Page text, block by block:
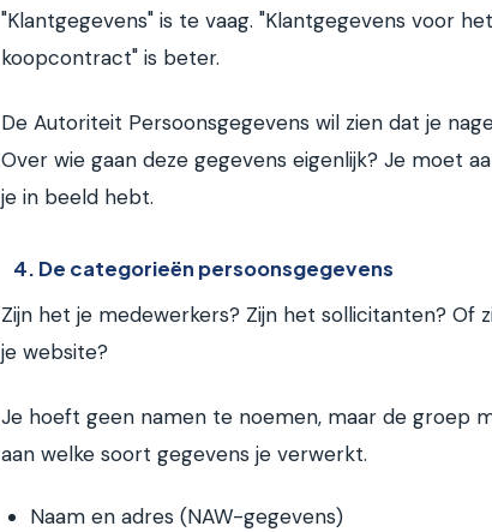
"Klantgegevens" is te vaag. "Klantgegevens voor
koopcontract" is beter.
De Autoriteit Persoonsgegevens wil zien dat je
Over wie gaan deze gegevens eigenlijk? Je moet
je in beeld hebt.
4. De categorieën persoonsgegevens
Zijn het je medewerkers? Zijn het sollicitanten? Of
je website?
Je hoeft geen namen te noemen, maar de groep
aan welke soort gegevens je verwerkt.
Naam en adres (NAW-gegevens)